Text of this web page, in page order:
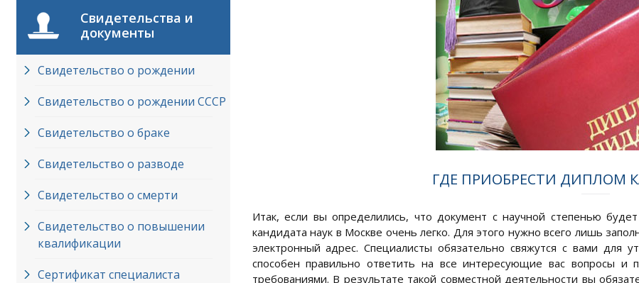
Свидетельства и
документы
Свидетельство о рождении
Свидетельство о рождении СССР
Свидетельство о браке
Свидетельство о разводе
Свидетельство о смерти
Свидетельство о повышении
квалификации
Сертификат специалиста
ГДЕ ПРИОБРЕСТИ ДИПЛОМ
Итак, если вы определились, что документ с научной степенью
кандидата наук в Москве очень легко. Для этого нужно всего лишь
электронный адрес. Специалисты обязательно свяжутся с вами для
способен правильно ответить на все интересующие вас вопросы
требованиями. В результате такой совместной деятельности вы